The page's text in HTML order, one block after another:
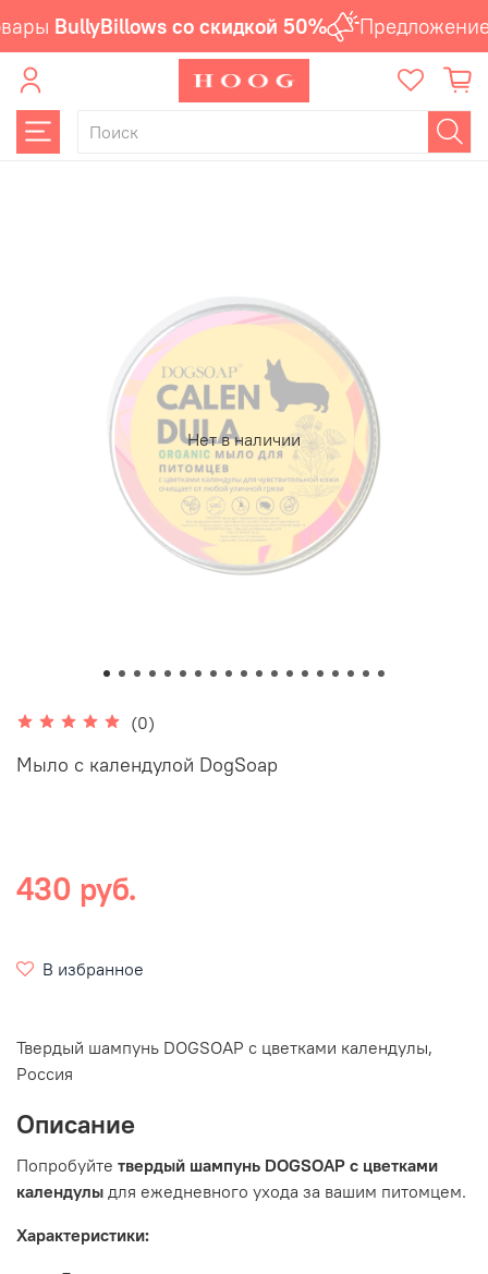
BullyBillows со скидкой 50% Предложение
Нет в наличии
(0)
Мыло с календулой DogSoap
430 руб.
В избранное
Твердый шампунь DOGSOAP с цветками календулы,
Россия
Описание
Попробуйте твердый шампунь DOGSOAP с цветками
календулы для ежедневного ухода за вашим питомцем.
Характеристики: